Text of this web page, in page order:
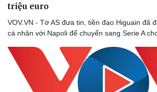
Thông tin doanh nghiệp
Doanh nhân
Vì cộng đồng
Trải
Chuyển
triệu euro
VOV.VN - Tờ AS đưa tin, tiền đạo Higuain đã
cá nhân với Napoli để chuyển sang Serie A